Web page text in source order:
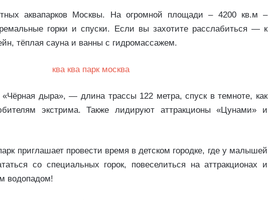
аквапарков Москвы. На огромной площади – 4200 кв.м –
горки и спуски. Если вы захотите расслабиться — к
тёплая сауна и ванны с гидромассажем.
дыра», — длина трассы 122 метра, спуск в темноте, как
экстрима. Также лидируют аттракционы «Цунами» и
приглашает провести время в детском городке, где у малышей
со специальных горок, повеселиться на аттракционах и
водопадом!